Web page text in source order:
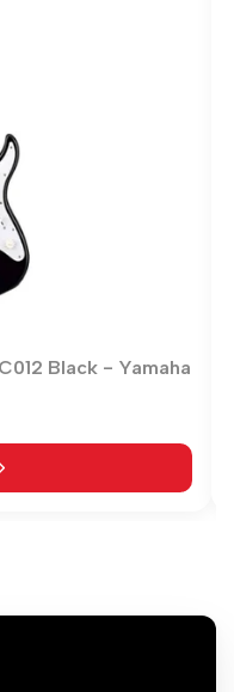
Black - Yamaha